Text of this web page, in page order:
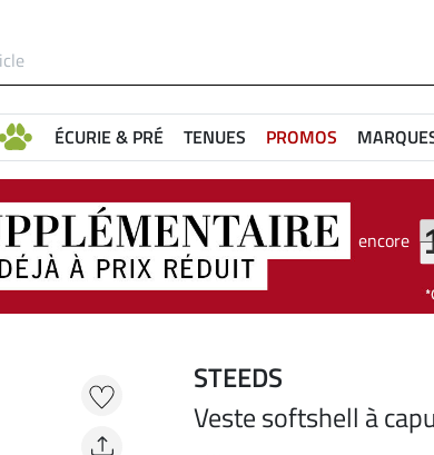
ÉCURIE & PRÉ TENUES PROMOS
encore
STEEDS
Veste softshell à